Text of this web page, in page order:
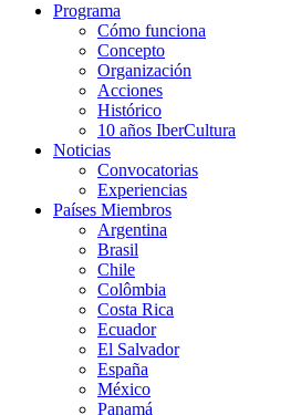
Programa
Cómo funciona
Concepto
Organización
Acciones
Histórico
10 años IberCultura
Noticias
Convocatorias
Experiencias
Países Miembros
Argentina
Brasil
Chile
Colômbia
Costa Rica
Ecuador
El Salvador
España
México
Panamá